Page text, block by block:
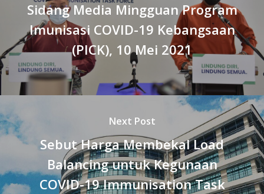
Sidang Media Mingguan Program
Imunisasi COVID-19 Kebangsaan
(PICK), 10 Mei 2021
Next Post
Sebut Harga Membekal Load
Balancing untuk Kegunaan
COVID-19 Immunisation Task